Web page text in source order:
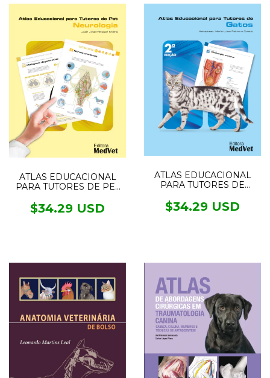
ATLAS EDUCACIONAL
PARA TUTORES DE PET
$34.29 USD
ATLAS EDUCACIONAL
PARA TUTORES DE
$34.29 USD